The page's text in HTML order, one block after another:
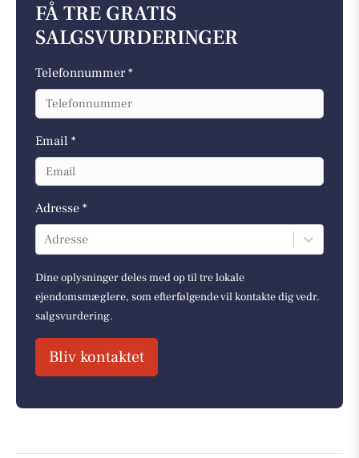
FÅ TRE GRATIS
SALGSVURDERINGER
Telefonnummer *
Email *
Adresse *
Adresse
Dine oplysninger deles med op til tre lokale
ejendomsmæglere, som efterfølgende vil kontakte dig vedr.
salgsvurdering.
Bliv kontaktet